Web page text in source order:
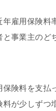
雇用保険料
と事業主のど
険料を支払
が少しずつ